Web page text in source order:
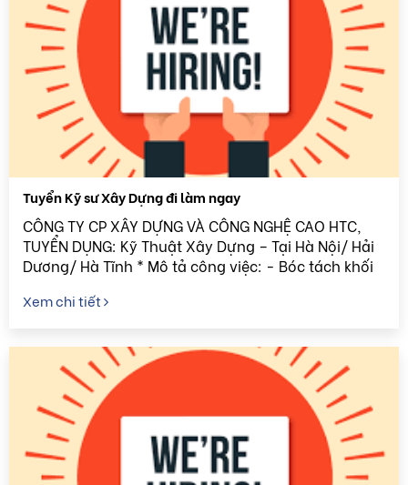
Tuyển Kỹ sư Xây Dựng đi làm ngay
CÔNG TY CP XÂY DỰNG VÀ CÔNG NGHỆ CAO HTC,
TUYỂN DỤNG: Kỹ Thuật Xây Dựng – Tại Hà Nội/ Hải
Dương/ Hà Tĩnh * Mô tả công việc: - Bóc tách khối
chứa nước th...
Xem chi tiết